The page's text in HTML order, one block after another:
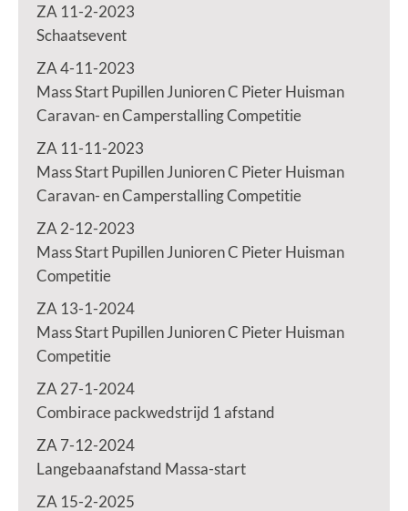
ZA 11-2-2023
Schaatsevent
ZA 4-11-2023
Mass Start Pupillen Junioren C Pieter Huisman
Caravan- en Camperstalling Competitie
ZA 11-11-2023
Mass Start Pupillen Junioren C Pieter Huisman
Caravan- en Camperstalling Competitie
ZA 2-12-2023
Mass Start Pupillen Junioren C Pieter Huisman
Competitie
ZA 13-1-2024
Mass Start Pupillen Junioren C Pieter Huisman
Competitie
ZA 27-1-2024
Combirace packwedstrijd 1 afstand
ZA 7-12-2024
Langebaanafstand Massa-start
ZA 15-2-2025